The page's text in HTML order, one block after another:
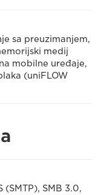
sa preuzimanjem,
medij
mobilne uređaje,
(uniFLOW
SMB 3.0,